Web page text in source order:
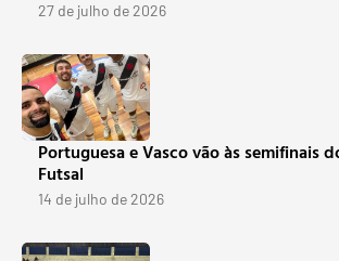
27 de julho de 2026
Portuguesa e Vasco vão às semifinais
Futsal
14 de julho de 2026